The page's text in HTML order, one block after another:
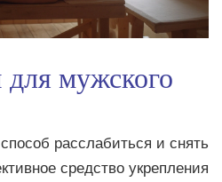
мужского
расслабиться и снять
средство укрепления